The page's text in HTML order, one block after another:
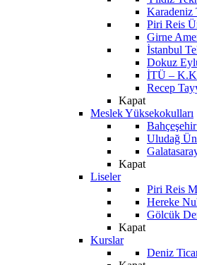
Karadeniz
Piri Reis
Girne
İstanbul
Dokuz
İTÜ –
Recep
Kapat
Meslek Yüksekokulları
Uludağ
Kapat
Liseler
Piri Reis
Hereke
Gölcük
Kapat
Kurslar
Deniz